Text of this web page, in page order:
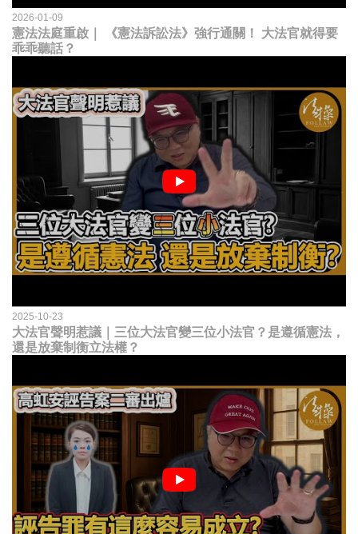
2026-01-09
憲法法庭重啟｜ 《憲法訴訟法》強行通關！ 大法官就得要
乖乖聽話？
2025-10-23
大法官聲明惹議｜三位大法官變三位小法官？是遵循憲法，
還是放棄制衡立法權？